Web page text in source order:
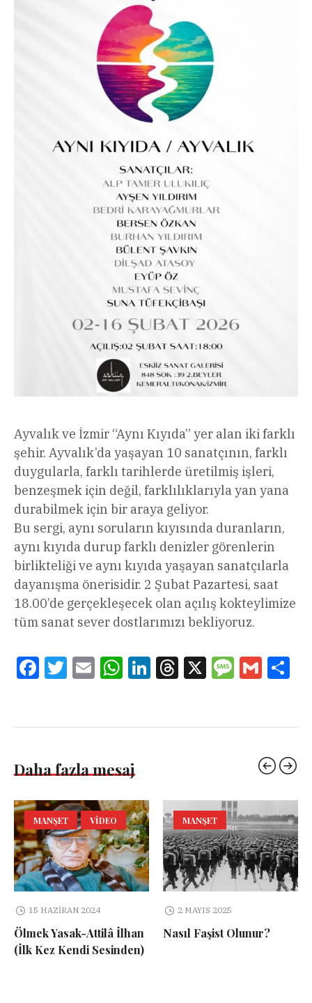
Ayvalık ve İzmir “Aynı Kıyıda” yer alan iki farklı
şehir. Ayvalık’da yaşayan 10 sanatçının, farklı
duygularla, farklı tarihlerde üretilmiş işleri,
benzeşmek için değil, farklılıklarıyla yan yana
durabilmek için bir araya geliyor.
Bu sergi, aynı soruların kıyısında duranların,
aynı kıyıda durup farklı denizler görenlerin
birlikteliği ve aynı kıyıda yaşayan sanatçılarla
dayanışma önerisidir. 2 Şubat Pazartesi, saat
18.00’de gerçekleşecek olan açılış kokteylimize
tüm sanat sever dostlarımızı bekliyoruz.
FacebookTwitterEmail WhatsAppLinkedInThreads
X Message
Gmail
Daha fazla mesaj
MANŞET VIDEO
15 HAZIRAN 2024
Ölmek Yasak-Attilâ İlhan
(İlk Kez Kendi Sesinden)
MANŞET
2 MAYIS 2025
Nasıl Faşist Olunur?